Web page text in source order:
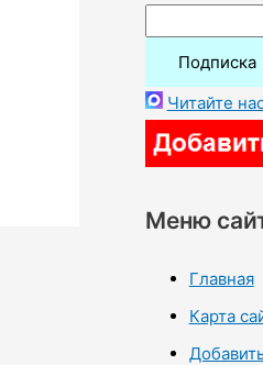
Читайте
Меню
Главная
Карта